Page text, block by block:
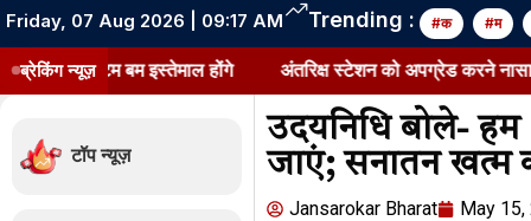
Friday, 07 Aug 2026 | 09:17 AM Trending : #क #म
ब्रेकिंग न्यूज़
एटम बम इस्तेमाल होंगे अंतरिक्ष स्टेशन को अपग्रेड करने नासा
टॉप न्यूज़
उदयनिधि बोले-
जाएं; सनातन खत्म
Jansarokar Bharat May 15,
Jansarokar Bharat